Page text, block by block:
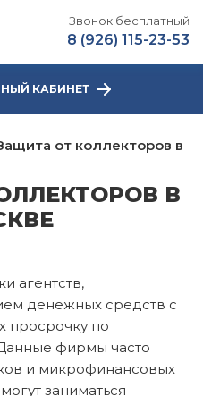
Звонок бесплатный
8 (926) 115-23-53
КАБИНЕТ
от коллекторов в
В
агентств,
денежных средств с
просрочку по
фирмы часто
и микрофинансовых
заниматься